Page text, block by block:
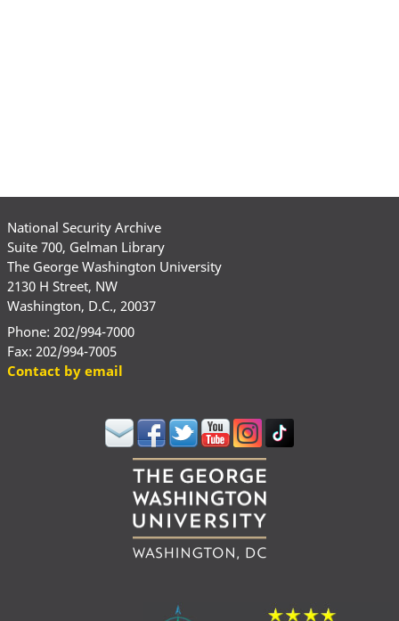
National Security Archive
Suite 700, Gelman Library
The George Washington University
2130 H Street, NW
Washington, D.C., 20037
Phone: 202/994-7000
Fax: 202/994-7005
Contact by email